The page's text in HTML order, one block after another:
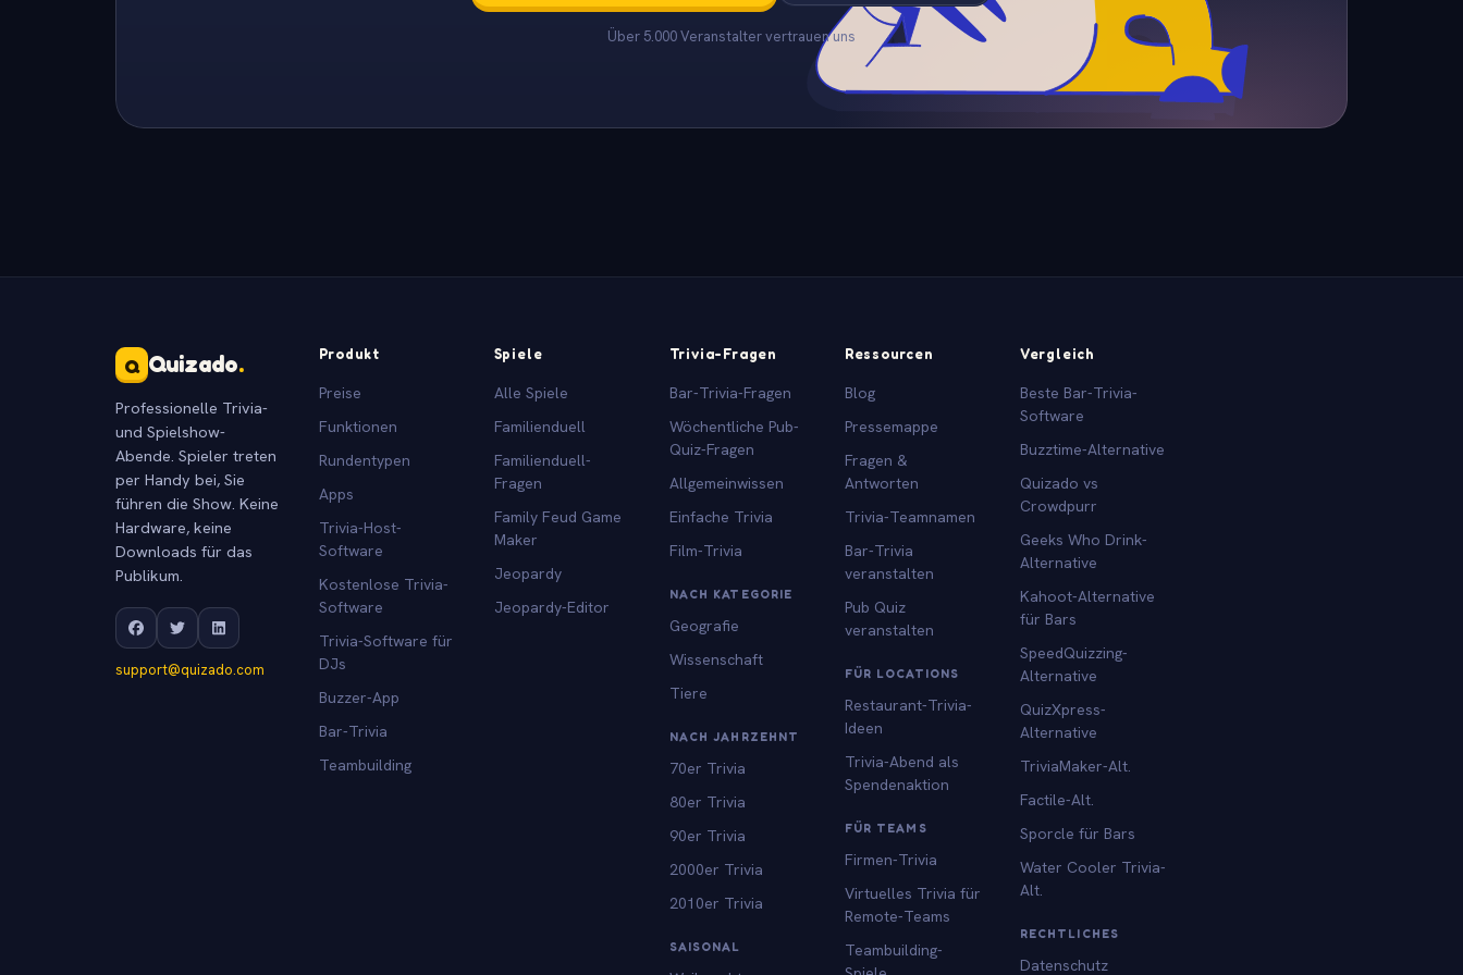
Über 5.000 Veranstalter vertrauen uns
Q Quizado.
Professionelle Trivia-
und Spielshow-
Abende. Spieler treten
per Handy bei, Sie
führen die Show. Keine
Hardware, keine
Downloads für das
Publikum.
support@quizado.com
Produkt
Preise
Funktionen
Rundentypen
Apps
Trivia-Host-
Software
Kostenlose Trivia-
Software
Trivia-Software für
DJs
Buzzer-App
Bar-Trivia
Teambuilding
Spiele
Alle Spiele
Familienduell
Familienduell-
Fragen
Family Feud Game
Maker
Jeopardy
Jeopardy-Editor
Trivia-Fragen
Bar-Trivia-Fragen
Wöchentliche Pub-
Quiz-Fragen
Allgemeinwissen
Einfache Trivia
Film-Trivia
NACH KATEGORIE
Geografie
Wissenschaft
Tiere
NACH JAHRZEHNT
70er Trivia
80er Trivia
90er Trivia
2000er Trivia
2010er Trivia
SAISONAL
Ressourcen
Blog
Pressemappe
Fragen &
Antworten
Trivia-Teamnamen
Bar-Trivia
veranstalten
Pub Quiz
veranstalten
FÜR LOCATIONS
Restaurant-Trivia-
Ideen
Trivia-Abend als
Spendenaktion
FÜR TEAMS
Firmen-Trivia
Virtuelles Trivia für
Remote-Teams
Teambuilding-
Vergleich
Beste Bar-Trivia-
Software
Buzztime-Alternative
Quizado vs
Crowdpurr
Geeks Who Drink-
Alternative
Kahoot-Alternative
für Bars
SpeedQuizzing-
Alternative
QuizXpress-
Alternative
TriviaMaker-Alt.
Factile-Alt.
Sporcle für Bars
Water Cooler Trivia-
Alt.
RECHTLICHES
Datenschutz